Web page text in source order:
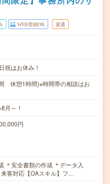
WEB登録OK 派遣
はお休み！
休憩1時間)※時間帯の相談はお
月～！
円
＊安全書類の作成 ＊データ入
客対応【OAスキル】フ…